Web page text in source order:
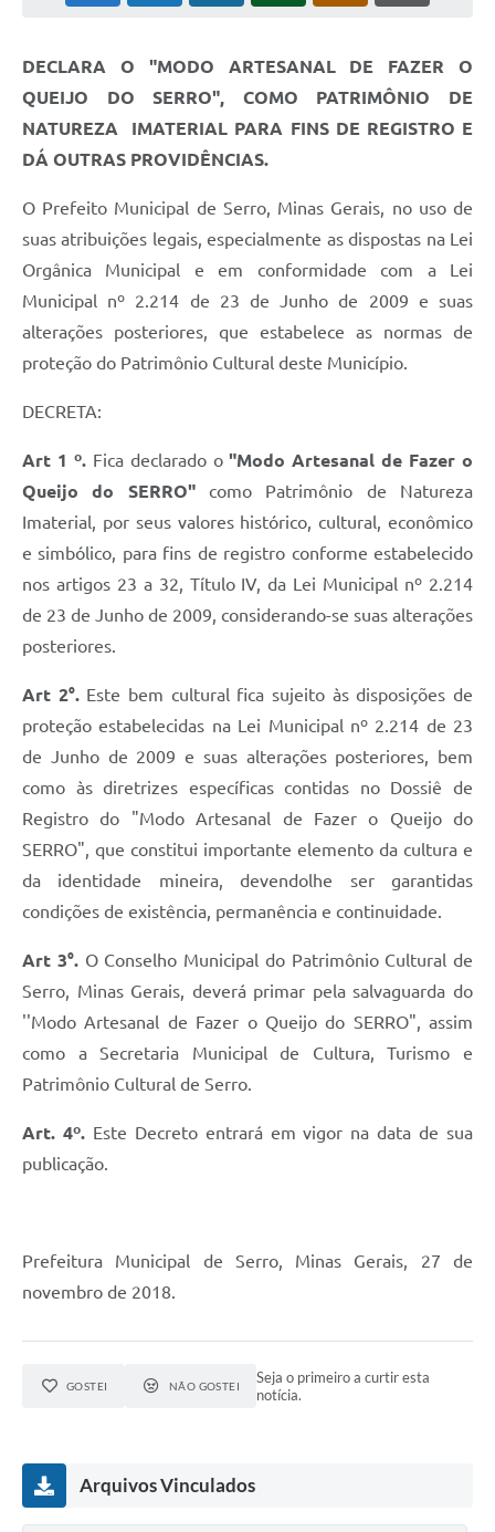
Lei Aldir Blanc
Carta de Serviços
Emissão de Contracheque
Convênios
Arquivos para Download
SIC
FAQ
Jornal
Covid -19 em Serro
Links
Audiências Públicas
Galeria de Fotos
Diário Oficial
Contratos, Convênios e Publicações MROSC
Notícias
Contato
Município
DECLARA O "MODO ARTESANAL DE FAZER O
QUEIJO DO SERRO", COMO PATRIMÔNIO DE
NATUREZA IMATERIAL PARA FINS DE REGISTRO E
DÁ OUTRAS PROVIDÊNCIAS.
O Prefeito Municipal de Serro, Minas Gerais, no uso de
suas atribuições legais, especialmente as dispostas na Lei
Orgânica Municipal e em conformidade com a Lei
Municipal nº 2.214 de 23 de Junho de 2009 e suas
alterações posteriores, que estabelece as normas de
proteção do Patrimônio Cultural deste Município.
DECRETA:
Art 1 º.Fica declarado o"Modo Artesanal de Fazer o
Queijo do SERRO"como Patrimônio de Natureza
Imaterial, por seus valores histórico, cultural, econômico
e simbólico, para fins de registro conforme estabelecido
nos artigos 23 a 32, Título IV, da Lei Municipal nº 2.214
de 23 de Junho de 2009, considerando-se suas alterações
posteriores.
Art 2°.Este bem cultural fica sujeito às disposições de
proteção estabelecidas na Lei Municipal nº 2.214 de 23
de Junho de 2009 e suas alterações posteriores, bem
como às diretrizes específicas contidas no Dossiê de
Registro do "Modo Artesanal de Fazer o Queijo do
SERRO", que constitui importante elemento da cultura e
da identidade mineira, devendo­lhe ser garantidas
condições de existência, permanência e continuidade.
Art 3°.O Conselho Municipal do Patrimônio Cultural de
Serro, Minas Gerais, deverá primar pela salvaguarda do
''Modo Artesanal de Fazer o Queijo do SERRO", assim
como a Secretaria Municipal de Cultura, Turismo e
Patrimônio Cultural de Serro.
Art. 4º.Este Decreto entrará em vigor na data de sua
publicação.
Prefeitura Municipal de Serro, Minas Gerais, 27 de
novembro de 2018.
GOSTEI NÃO GOSTEI
Seja o primeiro a curtir esta
notícia.
Arquivos Vinculados